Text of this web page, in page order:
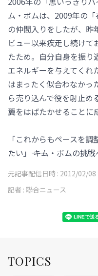
ム・ボムは、2009年の
の仲間入りをしたが、
ビュー以来疾走し続けて
たため。自分自身を振り
エネルギーを与えてくれ
はまったく似合わなかっ
ら売り込んで役を射止め
翼をはばたかせることに
「これからもペースを
たい」―― キム・ボムの挑
元記事配信日時 : 2012/02/08
記者 : 聯合ニュース
TOPICS